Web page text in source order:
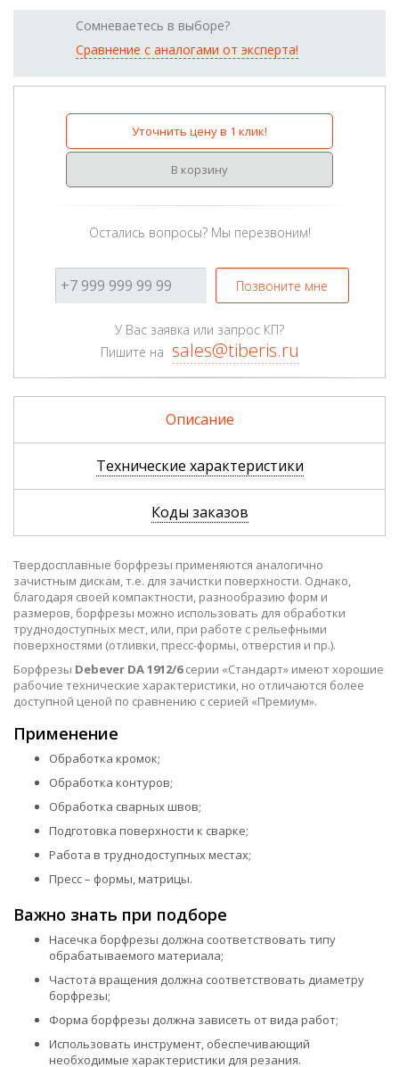
Сомневаетесь в выборе?
Сравнение с аналогами от эксперта!
Уточнить цену в 1 клик!
В корзину
Остались вопросы? Мы перезвоним!
Позвоните мне
У Вас заявка или запрос КП?
Пишите на sales@tiberis.ru
Описание
Технические характеристики
Коды заказов
Твердосплавные борфрезы применяются аналогично
зачистным дискам, т.е. для зачистки поверхности. Однако,
благодаря своей компактности, разнообразию форм и
размеров, борфрезы можно использовать для обработки
труднодоступных мест, или, при работе с рельефными
поверхностями (отливки, пресс-формы, отверстия и пр.).
Борфрезы Debever DA 1912/6серии «Стандарт» имеют хорошие
рабочие технические характеристики, но отличаются более
доступной ценой по сравнению с серией «Премиум».
Применение
Обработка кромок;
Обработка контуров;
Обработка сварных швов;
Подготовка поверхности к сварке;
Работа в труднодоступных местах;
Пресс – формы, матрицы.
Важно знать при подборе
Насечка борфрезы должна соответствовать типу
обрабатываемого материала;
Частота вращения должна соответствовать диаметру
борфрезы;
Форма борфрезы должна зависеть от вида работ;
Использовать инструмент, обеспечивающий
необходимые характеристики для резания.